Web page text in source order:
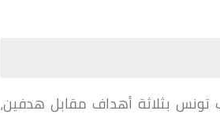
الفوز على منتخب تونس بثلاثة أهداف مقابل هدفين،